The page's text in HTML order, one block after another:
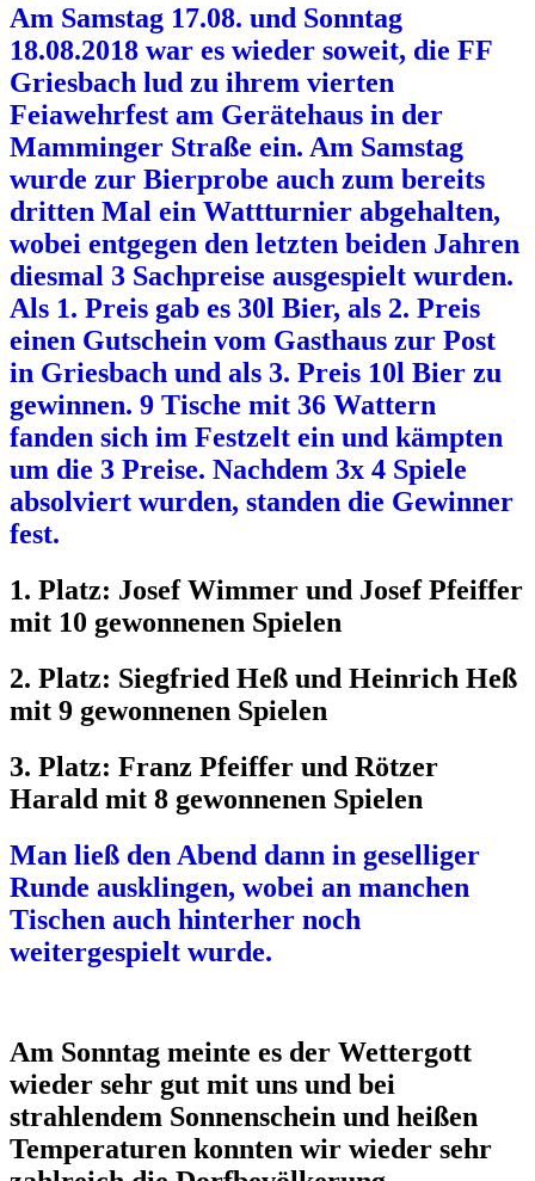
Am Samstag 17.08. und Sonntag
18.08.2018 war es wieder soweit, die FF
Griesbach lud zu ihrem vierten
Feiawehrfest am Gerätehaus in der
Mamminger Straße ein. Am Samstag
wurde zur Bierprobe auch zum bereits
dritten Mal ein Wattturnier abgehalten,
wobei entgegen den letzten beiden Jahren
diesmal 3 Sachpreise ausgespielt wurden.
Als 1. Preis gab es 30l Bier, als 2. Preis
einen Gutschein vom Gasthaus zur Post
in Griesbach und als 3. Preis 10l Bier zu
gewinnen. 9 Tische mit 36 Wattern
fanden sich im Festzelt ein und kämpten
um die 3 Preise. Nachdem 3x 4 Spiele
absolviert wurden, standen die Gewinner
fest.
1. Platz: Josef Wimmer und Josef Pfeiffer
mit 10 gewonnenen Spielen
2. Platz: Siegfried Heß und Heinrich Heß
mit 9 gewonnenen Spielen
3. Platz: Franz Pfeiffer und Rötzer
Harald mit 8 gewonnenen Spielen
Man ließ den Abend dann in geselliger
Runde ausklingen, wobei an manchen
Tischen auch hinterher noch
weitergespielt wurde.
Am Sonntag meinte es der Wettergott
wieder sehr gut mit uns und bei
strahlendem Sonnenschein und heißen
Temperaturen konnten wir wieder sehr